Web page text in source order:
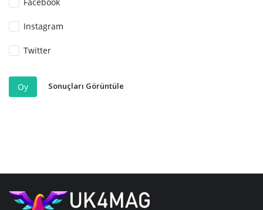
Instagram
Twitter
Oy Sonuçları Görüntüle